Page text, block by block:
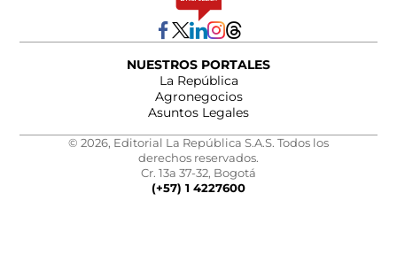
NUESTROS PORTALES
La República
Agronegocios
Asuntos Legales
© 2026, Editorial La República S.A.S. Todos los
derechos reservados.
Cr. 13a 37-32, Bogotá
(+57) 1 4227600